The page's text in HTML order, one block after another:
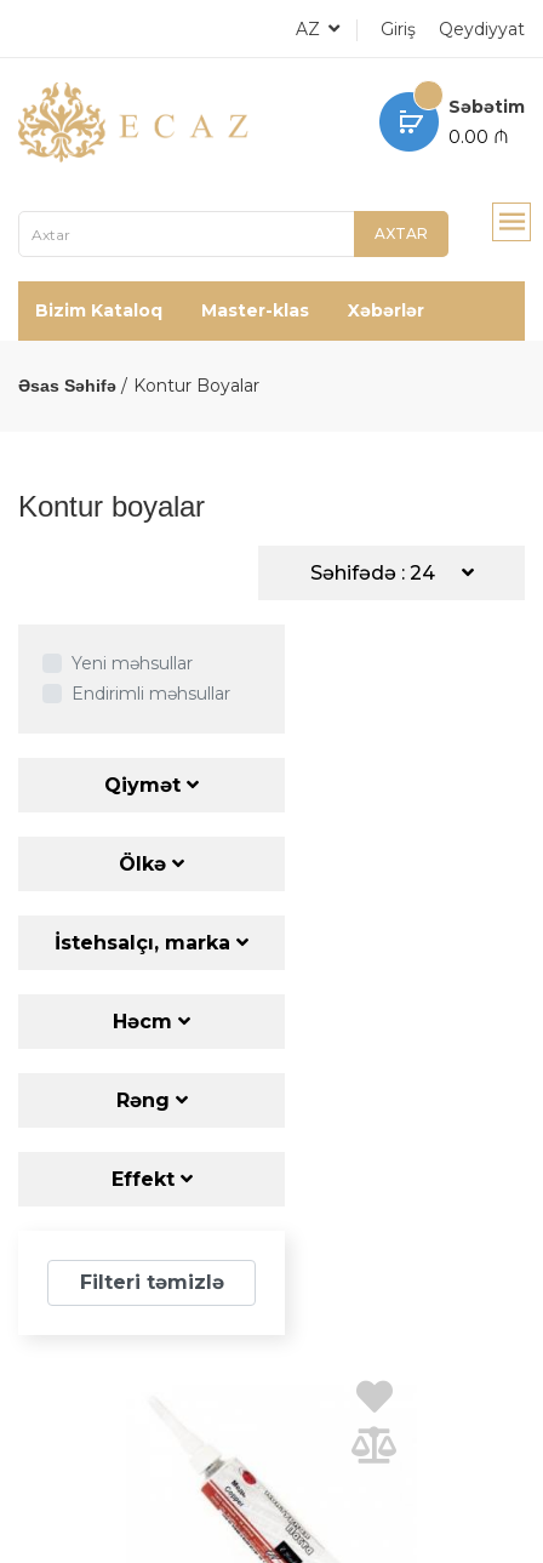
AZ Giriş Qeydiyyat
Səbətim
0.00 ₼
AXTAR
Bizim Kataloq Master-klas Xəbərlər
Əsas Səhifə Kontur Boyalar
Kontur boyalar
Səhifədə : 24
Yeni məhsullar
Endirimli məhsullar
Qiymət
Ölkə
İstehsalçı, marka
Həcm
Rəng
Effekt
Filteri təmizlə